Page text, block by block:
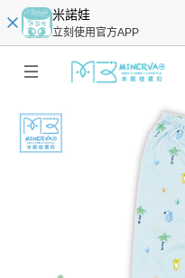
米諾娃
立刻使用官方APP